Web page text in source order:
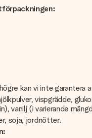
kan vi inte
vispgrädde,
vanilj (i varierande
soja, jordnötter.